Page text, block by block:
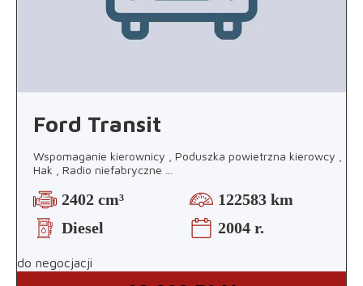
Ford Transit
Wspomaganie kierownicy , Poduszka powietrzna kierowcy ,
Hak , Radio niefabryczne
2402 cm³
122583 km
Diesel
2004 r.
do negocjacji